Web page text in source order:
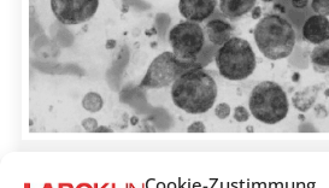
Zytologische Diagnostik